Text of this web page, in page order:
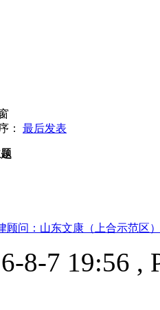
： 最后发表
顾问：山东文康（上合示范区
8-7 19:56 ,